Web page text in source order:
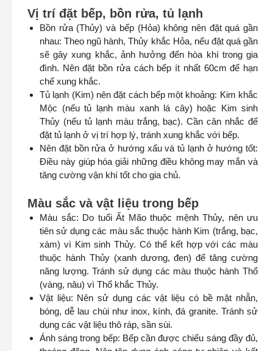
Vị trí đặt bếp, bồn rửa, tủ lạnh
Bồn rửa (Thủy) và bếp (Hỏa) không nên đặt quá gần
nhau: Theo ngũ hành, Thủy khắc Hỏa, nếu đặt quá gần
sẽ gây xung khắc, ảnh hưởng đến hòa khí trong gia
đình. Nên đặt bồn rửa cách bếp ít nhất 60cm để hạn
chế xung khắc.
Tủ lạnh (Kim) nên đặt cách bếp một khoảng: Kim khắc
Mộc (nếu tủ lạnh màu xanh lá cây) hoặc Kim sinh
Thủy (nếu tủ lạnh màu trắng, bạc). Cần cân nhắc để
đặt tủ lạnh ở vị trí hợp lý, tránh xung khắc với bếp.
Nên đặt bồn rửa ở hướng xấu và tủ lạnh ở hướng tốt:
Điều này giúp hóa giải những điều không may mắn và
tăng cường vận khí tốt cho gia chủ.
Màu sắc và vật liệu trong bếp
Màu sắc: Do tuổi Ất Mão thuộc mệnh Thủy, nên ưu
tiên sử dụng các màu sắc thuộc hành Kim (trắng, bạc,
xám) vì Kim sinh Thủy. Có thể kết hợp với các màu
thuộc hành Thủy (xanh dương, đen) để tăng cường
năng lượng. Tránh sử dụng các màu thuộc hành Thổ
(vàng, nâu) vì Thổ khắc Thủy.
Vật liệu: Nên sử dụng các vật liệu có bề mặt nhẵn,
bóng, dễ lau chùi như inox, kính, đá granite. Tránh sử
dụng các vật liệu thô ráp, sần sùi.
Ánh sáng trong bếp: Bếp cần được chiếu sáng đầy đủ,